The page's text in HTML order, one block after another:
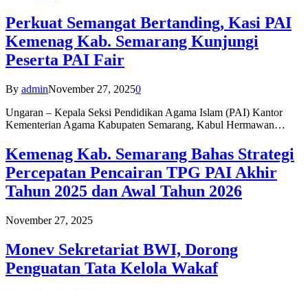
Perkuat Semangat Bertanding, Kasi PAI
Kemenag Kab. Semarang Kunjungi
Peserta PAI Fair
By adminNovember 27, 20250
Ungaran – Kepala Seksi Pendidikan Agama Islam (PAI) Kantor
Kementerian Agama Kabupaten Semarang, Kabul Hermawan…
Kemenag Kab. Semarang Bahas Strategi
Percepatan Pencairan TPG PAI Akhir
Tahun 2025 dan Awal Tahun 2026
November 27, 2025
Monev Sekretariat BWI, Dorong
Penguatan Tata Kelola Wakaf